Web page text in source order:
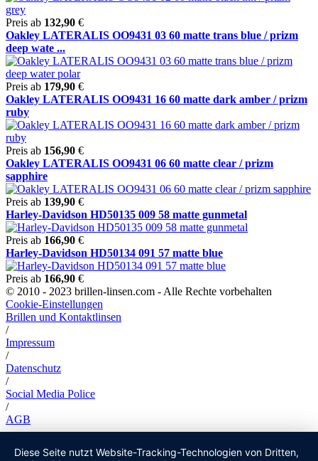
Preis ab 132,90 €
Oakley LATERALIS OO9431 03 60 matte trans blue / prizm
deep wate ...
Preis ab 179,90 €
Oakley LATERALIS OO9431 16 60 matte dark amber / prizm
ruby
Preis ab 156,90 €
Oakley LATERALIS OO9431 06 60 matte clear / prizm
sapphire
Preis ab 139,90 €
Harley-Davidson HD50135 009 58 matte gunmetal
Preis ab 166,90 €
Harley-Davidson HD50134 091 57 matte blue
Preis ab 166,90 €
© 2010 - 2023 brillen-linsen.com - Alle Rechte vorbehalten
Cookie-Einstellungen
Brillen und Kontaktlinsen
/
Impressum
/
Datenschutz
/
Social Media Police
/
AGB
Diese Seite nutzt Website-Tracking-Technologien von Dritten,